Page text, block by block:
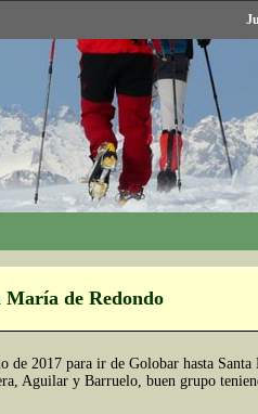
María de Redondo
de 2017 para ir de Golobar hasta
Aguilar y Barruelo, buen grupo